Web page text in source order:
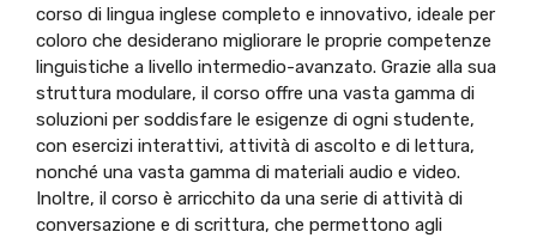
corso di lingua inglese completo e innovativo, ideale per
coloro che desiderano migliorare le proprie competenze
linguistiche a livello intermedio-avanzato. Grazie alla sua
struttura modulare, il corso offre una vasta gamma di
soluzioni per soddisfare le esigenze di ogni studente,
con esercizi interattivi, attività di ascolto e di lettura,
nonché una vasta gamma di materiali audio e video.
Inoltre, il corso è arricchito da una serie di attività di
conversazione e di scrittura, che permettono agli